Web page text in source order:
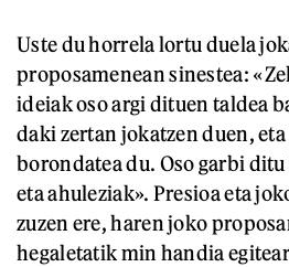
Uste du horrela lortu duela
proposamenean sinestea:
ideiak oso argi dituen taldea
daki zertan jokatzen duen,
borondatea du. Oso garbi
eta ahuleziak». Presioa eta
zuzen ere, haren joko
hegaletatik min handia